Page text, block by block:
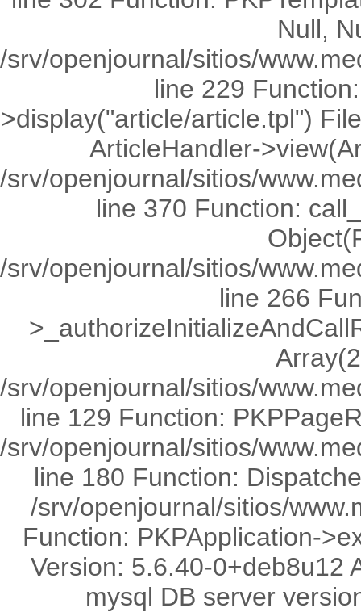
Null,
/srv/openjournal/sitios/
line 229
>display("article/article.tpl")
ArticleHandler-
/srv/openjournal/sitios/
line 370 Function:
/srv/openjournal/sitios/
line 266
/srv/openjournal/sitios/
line 129 Function:
/srv/openjournal/sitios/
line 180 Function:
/srv/openjournal/sitios/
Function: PKPApplication-
Version: 5.6.40-0+deb8u12
mysql DB server